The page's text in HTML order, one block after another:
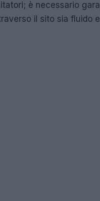
è necessario
il sito sia fluido